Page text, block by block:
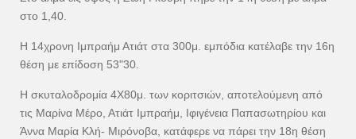
στο 1,40.
Η 14χρονη Ιμπραήμ Ατιάτ στα 300μ. εμπόδια κατέλαβε την 16η
θέση με επίδοση 53"30.
Η σκυταλοδρομία 4Χ80μ. των κοριτσιών, αποτελούμενη από
τις Μαρίνα Μέρο, Ατιάτ Ιμπραήμ, Ιφιγένεια Παπασωτηρίου και
Άννα Μαρία Κλή- Μιρόνοβα, κατάφερε να πάρει την 18η θέση